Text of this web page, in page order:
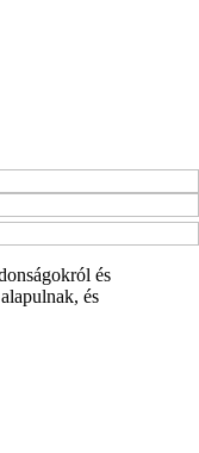
és
és